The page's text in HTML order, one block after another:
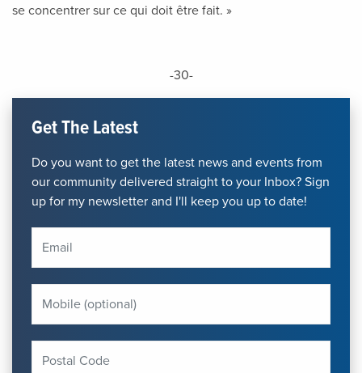
se concentrer sur ce qui doit être fait. »
-30-
Get The Latest
Do you want to get the latest news and events from
our community delivered straight to your Inbox? Sign
up for my newsletter and I'll keep you up to date!